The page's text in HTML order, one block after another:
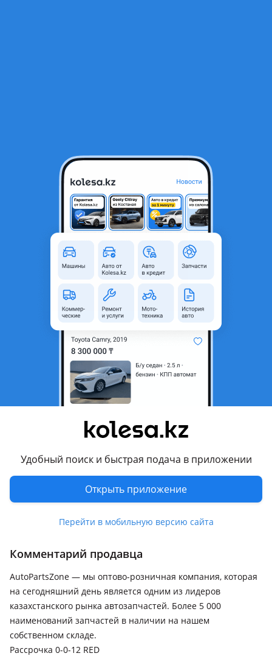
Удобный поиск и быстрая подача в приложении
Открыть приложение
Перейти в мобильную версию сайта
Фары/ДХО/фонари Original
Алматы, Алматинская
область
Б/y
Оригинальность
Оригинал
Возможна рассрочка или
Да
Подходит на авто
рестайлинг (A5)
Audi Q3
2018 - н.в. 2 поколение (F3), 2014 - 2018 1 поколение
2020 - н.в. W223, 2017 - 2020 W222/C217/A217 рестайлинг,
2013 - 2017 W222/C217/A217
MG 6
2017 - н.в. 2 поколение
Mitsubishi Montero Sport
2019 - н.в. 3 поколение рестайлинг, 2015 - 2019 3
поколение
Показать больше
Комментарий продавца
AutoPartsZone — мы оптово-розничная компания, которая
на сегодняшний день является одним из лидеров
казахстанского рынка автозапчастей. Более 5 000
наименований запчастей в наличии на нашем
собственном складе.
Рассрочка 0-0-12 RED